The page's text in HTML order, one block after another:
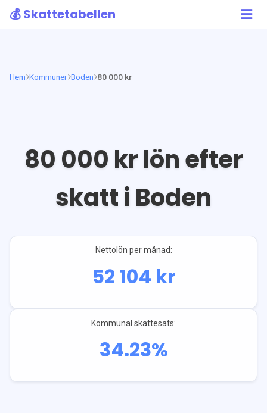
💰 Skattetabellen
Hem Kommuner Boden 80 000 kr
80 000 kr lön efter
skatt i Boden
Nettolön per månad:
52 104 kr
Kommunal skattesats:
34.23%